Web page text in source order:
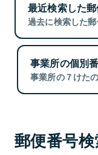
最近検索した
過去に検索した郵
事業所の個別
事業所の７けた
郵便番号